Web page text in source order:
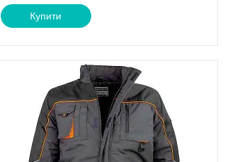
Купити